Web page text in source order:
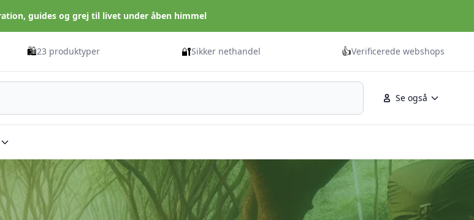
guides og grej til livet under åben himmel
🛍️23 produktyper 🔐Sikker nethandel 👍Verificerede webshops
Se også